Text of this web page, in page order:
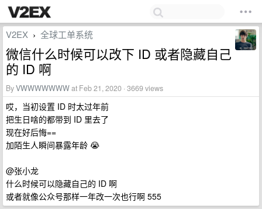
V2EX › 全球工单系统
微信什么时候可以改下 ID 或者隐藏自己
的 ID 啊
ByVWWWWWWWat Feb 21, 2020 · 3669 views
哎，当初设置 ID 时太过年前
把生日啥的都带到 ID 里去了
现在好后悔==
加陌生人瞬间暴露年龄 😭
@张小龙
什么时候可以隐藏自己的 ID 啊
或者就像公众号那样一年改一次也行啊 555